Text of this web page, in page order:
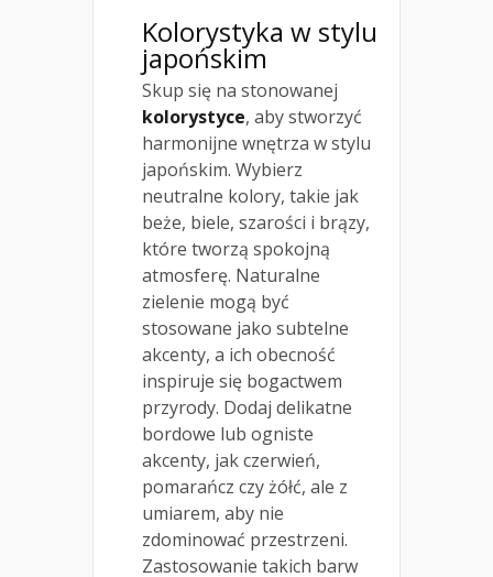
Kolorystyka w stylu
japońskim
Skup się na stonowanej
kolorystyce, aby stworzyć
harmonijne wnętrza w stylu
japońskim. Wybierz
neutralne kolory, takie jak
beże, biele, szarości i brązy,
które tworzą spokojną
atmosferę. Naturalne
zielenie mogą być
stosowane jako subtelne
akcenty, a ich obecność
inspiruje się bogactwem
przyrody. Dodaj delikatne
bordowe lub ogniste
akcenty, jak czerwień,
pomarańcz czy żółć, ale z
umiarem, aby nie
zdominować przestrzeni.
Zastosowanie takich barw